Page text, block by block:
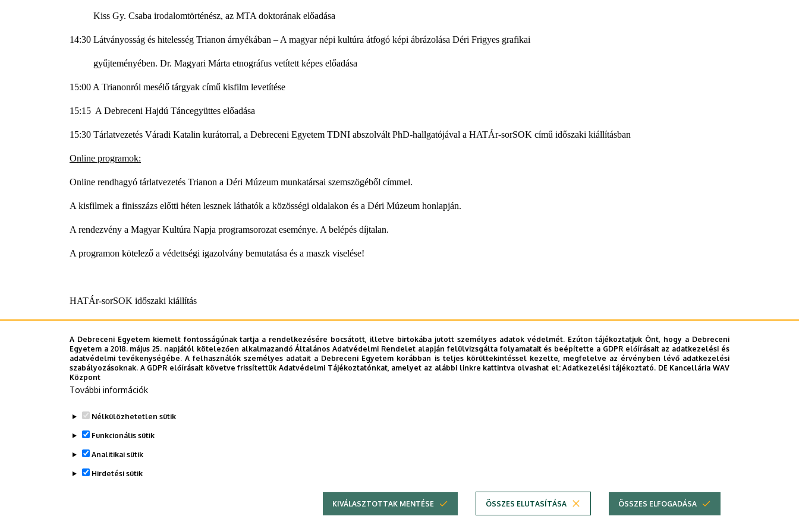
Kiss Gy. Csaba irodalomtörténész, az MTA doktorának előadása
14:30 Látványosság és hitelesség Trianon árnyékában – A magyar népi kultúra átfogó képi ábrázolása Déri Frigyes grafikai
gyűjteményében. Dr. Magyari Márta etnográfus vetített képes előadása
15:00 A Trianonról mesélő tárgyak című kisfilm levetítése
15:15 A Debreceni Hajdú Táncegyüttes előadása
15:30 Tárlatvezetés Váradi Katalin kurátorral, a Debreceni Egyetem TDNI abszolvált PhD-hallgatójával a HATÁr-sorSOK című időszaki kiállításban
Online programok:
Online rendhagyó tárlatvezetés Trianon a Déri Múzeum munkatársai szemszögéből címmel.
A kisfilmek a finisszázs előtti héten lesznek láthatók a közösségi oldalakon és a Déri Múzeum honlapján.
A rendezvény a Magyar Kultúra Napja programsorozat eseménye. A belépés díjtalan.
A programon kötelező a védettségi igazolvány bemutatása és a maszk viselése!
HATÁr-sorSOK időszaki kiállítás
Megelevenedik a menekültek világa, a revizionizmus és az irredentizmus jelenléte a mindennapokban. Debrecen története a román megszállástól kezdve bemutatja azt, miként
vált a város a kezdeti bizonytalanságok és megtorpanások után közel egy évtized alatt a régió központjává. Tárgyak, dokumentumok, korabeli fotó- és filmhíradó-felvételek,
valamint napló-visszaemlékezések segítenek felidézni a trianoni és az azt követő eseményeket, átadni a korszak emberének érzéseit, fájdalmát.
A kiállítás 2022. január 23-ig látogatható.
A Debreceni Egyetem kiemelt fontosságúnak tartja a rendelkezésére bocsátott, illetve birtokába jutott személyes adatok védelmét. Ezúton tájékoztatjuk Önt, hogy a Debreceni
Egyetem a 2018. május 25. napjától kötelezően alkalmazandó Általános Adatvédelmi Rendelet alapján felülvizsgálta folyamatait és beépítette a GDPR előírásait az adatkezelési és
adatvédelmi tevékenységébe. A felhasználók személyes adatait a Debreceni Egyetem korábban is teljes körültekintéssel kezelte, megfelelve az érvényben lévő adatkezelési
szabályozásoknak. A GDPR előírásait követve frissítettük Adatvédelmi Tájékoztatónkat, amelyet az alábbi linkre kattintva olvashat el:Adatkezelési tájékoztató. DE Kancellária WAV
Központ
További információk
Nélkülözhetetlen sütik
Funkcionális sütik
Analitikai sütik
Hirdetési sütik
KIVÁLASZTOTTAK MENTÉSE ÖSSZES ELUTASÍTÁSA ÖSSZES ELFOGADÁSA